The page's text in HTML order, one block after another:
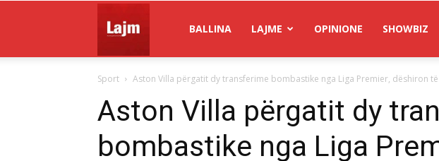
Lajm
BALLINA LAJME OPINIONE SHOWBIZ
Sport Aston Villa përgatit dy transferime bombastike nga Liga Premier, dëshiron të
Aston Villa përgatit dy
bombastike nga Liga